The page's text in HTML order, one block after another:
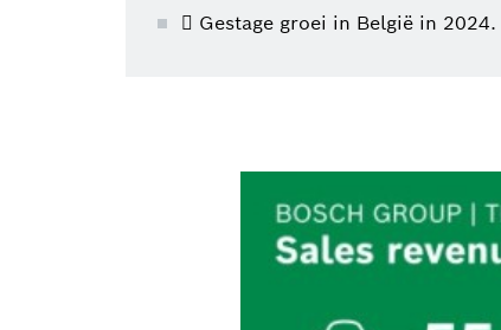
 Gestage groei in België in 2024.